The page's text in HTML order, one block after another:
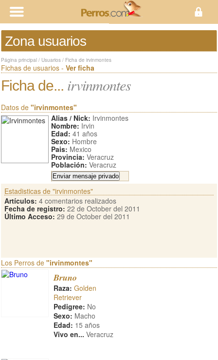
Zona usuarios
Página principal / Usuarios / Ficha de irvinmontes
Fichas de usuarios - Ver ficha
Ficha de... irvinmontes
Datos de "irvinmontes"
Alias / Nick: Irvinmontes
Nombre: Irvin
Edad: 41 años
Sexo: Hombre
Pais: Mexico
Provincia: Veracruz
Población: Veracruz
Estadisticas de "irvinmontes"
Artículos: 4 comentarios realizados
Fecha de registro: 22 de October del 2011
Último Acceso: 29 de October del 2011
Los Perros de "irvinmontes"
Bruno
Raza: Golden
Retriever
Pedigree: No
Sexo: Macho
Edad: 15 años
Vivo en... Veracruz